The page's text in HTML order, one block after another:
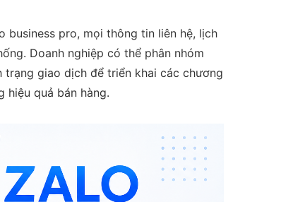
business pro, mọi thông tin liên hệ, lịch
Doanh nghiệp có thể phân nhóm
trạng giao dịch để triển khai các chương
quả bán hàng.